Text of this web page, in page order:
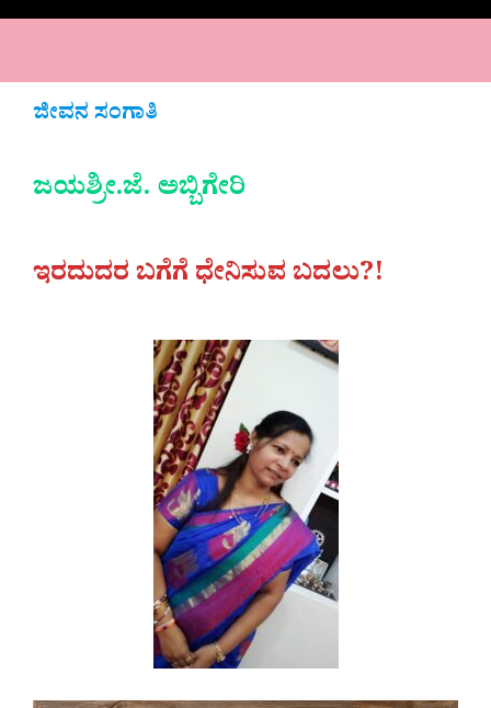
ಜೀವನ ಸಂಗಾತಿ
ಜಯಶ್ರೀ.ಜೆ. ಅಬ್ಬಿಗೇರಿ
ಇರದುದರ ಬಗೆಗೆ ಧೇನಿಸುವ ಬದಲು?!